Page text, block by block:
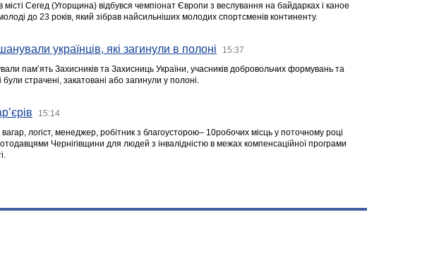
Сегед (Угорщина) відбувся чемпіонат Європи з веслування на байдарках і каное
до 23 років, який зібрав найсильніших молодих спортсменів континенту.
українців, які загинули в полоні 15:37
пам’ять Захисників та Захисниць України, учасників добровольчих формувань та
були страчені, закатовані або загинули у полоні.
15:14
логіст, менеджер, робітник з благоусторою– 10робочих місць у поточному році
Чернігівщини для людей з інвалідністю в межах компенсаційної програми